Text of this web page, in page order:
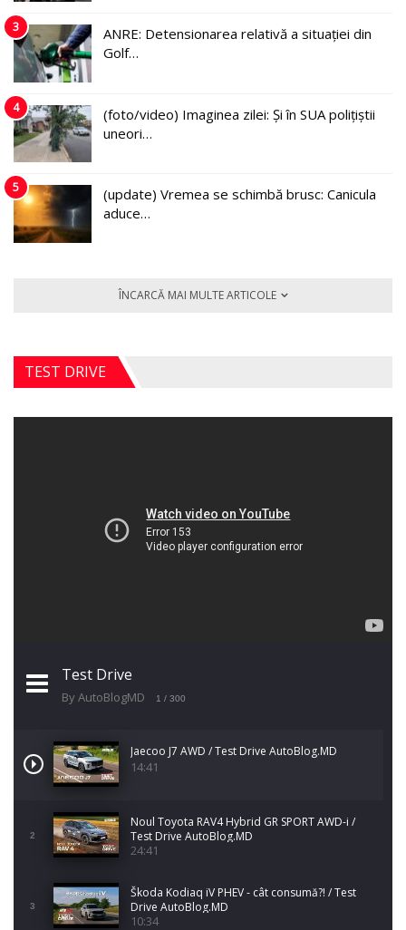
3
ANRE: Detensionarea relativă a situației din
Golf…
4
(foto/video) Imaginea zilei: Și în SUA polițiștii
uneori…
5
(update) Vremea se schimbă brusc: Canicula
aduce…
ÎNCARCĂ MAI MULTE ARTICOLE
TEST DRIVE
Test Drive
By AutoBlogMD 1 / 300
Jaecoo J7 AWD / Test Drive AutoBlog.MD
14:41
2
Noul Toyota RAV4 Hybrid GR SPORT AWD-i /
Test Drive AutoBlog.MD
24:41
3
Škoda Kodiaq iV PHEV - cât consumă?! / Test
Drive AutoBlog.MD
10:34